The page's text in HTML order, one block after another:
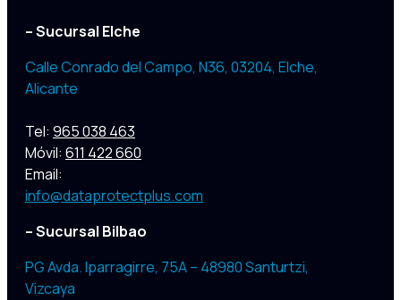
– Sucursal Elche
Calle Conrado del Campo, N36, 03204, Elche,
Alicante
Tel: 965 038 463
Móvil: 611 422 660
Email:
info@dataprotectplus.com
– Sucursal Bilbao
PG Avda. Iparragirre, 75A – 48980 Santurtzi,
Vizcaya